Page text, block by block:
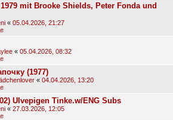
mit Brooke Shields, Peter Fonda und
« 05.04.2026, 21:27
« 05.04.2026, 08:32
(1977)
« 04.04.2026, 13:20
Ulvepigen Tinke.w/ENG Subs
« 27.03.2026, 12:05